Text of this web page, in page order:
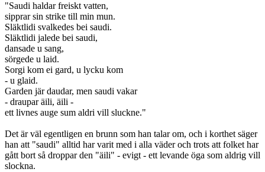
"Saudi haldar freiskt vatten,
sipprar sin strike till min mun.
Släktlidi svalkedes bei saudi.
Släktlidi jalede bei saudi,
dansade u sang,
sörgede u laid.
Sorgi kom ei gard, u lycku kom
- u glaid.
Garden jär daudar, men saudi vakar
- draupar äili, äili -
ett livnes auge sum aldri vill sluckne."
Det är väl egentligen en brunn som han talar om, och i korthet säger
han att "saudi" alltid har varit med i alla väder och trots att folket har
gått bort så droppar den "äili" - evigt - ett levande öga som aldrig vill
slockna.